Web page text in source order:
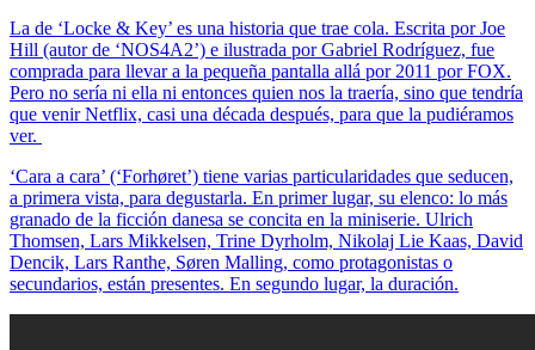
La de ‘Locke & Key’ es una historia que trae cola. Escrita por Joe
Hill (autor de ‘NOS4A2’) e ilustrada por Gabriel Rodríguez, fue
comprada para llevar a la pequeña pantalla allá por 2011 por FOX.
Pero no sería ni ella ni entonces quien nos la traería, sino que tendría
que venir Netflix, casi una década después, para que la pudiéramos
ver.
‘Cara a cara’ (‘Forhøret’) tiene varias particularidades que seducen,
a primera vista, para degustarla. En primer lugar, su elenco: lo más
granado de la ficción danesa se concita en la miniserie. Ulrich
Thomsen, Lars Mikkelsen, Trine Dyrholm, Nikolaj Lie Kaas, David
Dencik, Lars Ranthe, Søren Malling, como protagonistas o
secundarios, están presentes. En segundo lugar, la duración.